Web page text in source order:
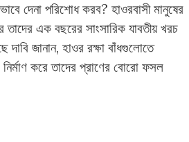
দেনা পরিশোধ করব? হাওরবাসী মানুষের
তাদের এক বছরের সাংসারিক যাবতীয় খরচ
দাবি জানান, হাওর রক্ষা বাঁধগুলোতে
করে তাদের প্রাণের বোরো ফসল